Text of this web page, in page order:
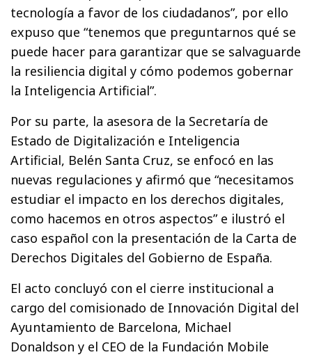
tecnología a favor de los ciudadanos”, por ello
expuso que “tenemos que preguntarnos qué se
puede hacer para garantizar que se salvaguarde
la resiliencia digital y cómo podemos gobernar
la Inteligencia Artificial”.
Por su parte, la asesora de la Secretaría de
Estado de Digitalización e Inteligencia
Artificial, Belén Santa Cruz, se enfocó en las
nuevas regulaciones y afirmó que “necesitamos
estudiar el impacto en los derechos digitales,
como hacemos en otros aspectos” e ilustró el
caso español con la presentación de la Carta de
Derechos Digitales del Gobierno de España.
El acto concluyó con el cierre institucional a
cargo del comisionado de Innovación Digital del
Ayuntamiento de Barcelona, Michael
Donaldson y el CEO de la Fundación Mobile